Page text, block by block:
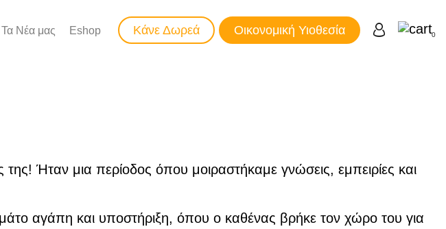
Τα Νέα μας Eshop Κάνε Δωρεά Οικονομική Υιοθεσία 0
Ήταν μια περίοδος όπου μοιραστήκαμε γνώσεις, εμπειρίες και
αγάπη και υποστήριξη, όπου ο καθένας βρήκε τον χώρο του για